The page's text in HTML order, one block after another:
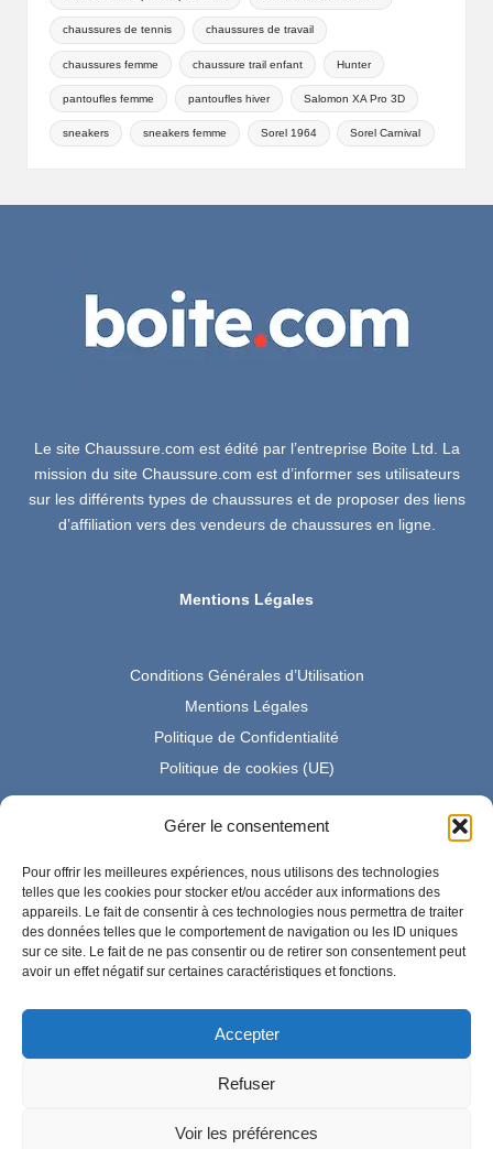
Gérer le consentement
Pour offrir les meilleures expériences, nous utilisons des technologies
telles que les cookies pour stocker et/ou accéder aux informations des
appareils. Le fait de consentir à ces technologies nous permettra de traiter
des données telles que le comportement de navigation ou les ID uniques
sur ce site. Le fait de ne pas consentir ou de retirer son consentement peut
avoir un effet négatif sur certaines caractéristiques et fonctions.
Accepter
Refuser
Voir les préférences
chaussures de tennis chaussures de travail
chaussures femme chaussure trail enfant Hunter
pantoufles femme pantoufles hiver Salomon XA Pro 3D
sneakers sneakers femme Sorel 1964 Sorel Carnival
Le site Chaussure.com est édité par l’entreprise Boite Ltd. La
mission du site Chaussure.com est d’informer ses utilisateurs
sur les différents types de chaussures et de proposer des liens
d’affiliation vers des vendeurs de chaussures en ligne.
Mentions Légales
Conditions Générales d’Utilisation
Mentions Légales
Politique de Confidentialité
Politique de cookies (UE)
En tant que Partenaire Amazon, je réalise un bénéfice sur les
achats remplissant les conditions requises.
Amazon et le logo Amazon sont des marques d'Amazon.com,
Inc. ou de ses sociétés affiliées.